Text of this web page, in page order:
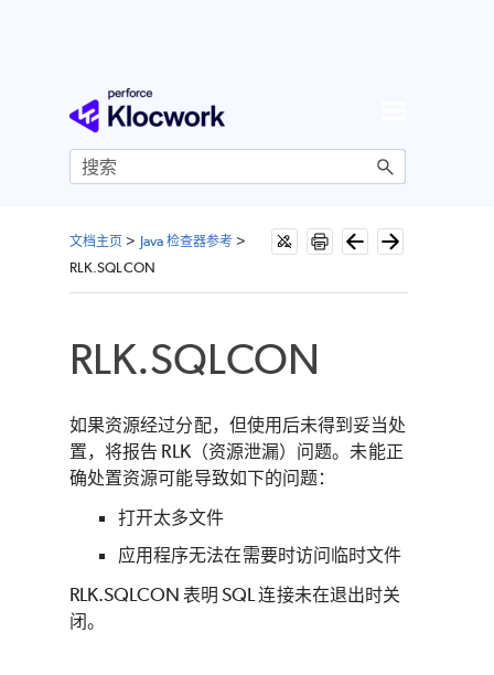
跳到主内容
文档主页 > Java 检查器参考 >
RLK.SQLCON
RLK.SQLCON
如果资源经过分配，但使用后未得到妥当处
置，将报告 RLK（资源泄漏）问题。未能正
确处置资源可能导致如下的问题：
打开太多文件
应用程序无法在需要时访问临时文件
RLK.SQLCON 表明 SQL 连接未在退出时关
闭。